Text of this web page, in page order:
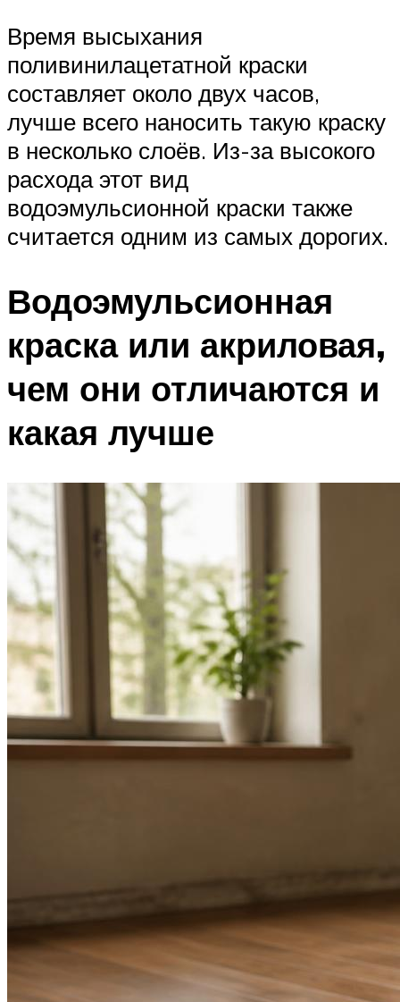
Время высыхания
поливинилацетатной краски
составляет около двух часов,
лучше всего наносить такую краску
в несколько слоёв. Из-за высокого
расхода этот вид
водоэмульсионной краски также
считается одним из самых дорогих.
Водоэмульсионная
краска или акриловая,
чем они отличаются и
какая лучше